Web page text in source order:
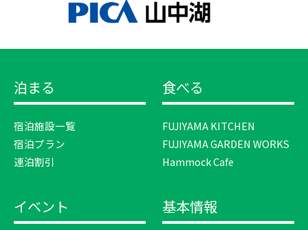
泊まる
宿泊施設一覧
宿泊プラン
連泊割引
食べる
FUJIYAMA KITCHEN
FUJIYAMA GARDEN WORKS
Hammock Cafe
イベント 基本情報